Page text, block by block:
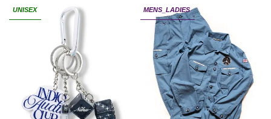
UNISEX MENS_LADIES